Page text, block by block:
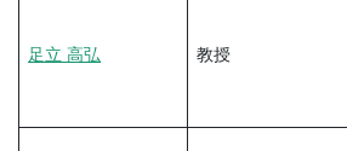
足立 高弘 教授